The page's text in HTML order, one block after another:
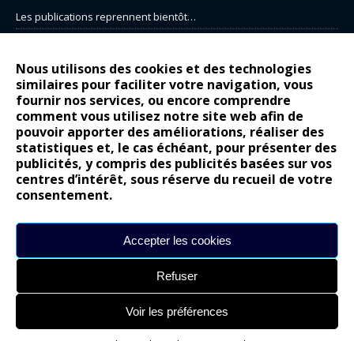
Nous utilisons des cookies et des technologies
similaires pour faciliter votre navigation, vous
fournir nos services, ou encore comprendre
comment vous utilisez notre site web afin de
pouvoir apporter des améliorations, réaliser des
statistiques et, le cas échéant, pour présenter des
publicités, y compris des publicités basées sur vos
centres d’intérêt, sous réserve du recueil de votre
consentement.
Accepter les cookies
Refuser
Voir les préférences
Les publications reprennent bientôt…
14 juillet : nouveau film de marque pour Citroën
Renault Espace : voyage, voyage…
Peugeot E-208 GTi : naissance d’une légende
COMMENTAIRES RÉCENTS
Bernard DardartdansDacia Sandero : pour les gens vrais
Alpine A290 : L’irrésistible attraction de la légèreté
leroydansLancia Ypsilon : naturellement envoûtante ?
Nouvelle Opel Corsa : Yes of Corsa !
Site réalisé parAlexandre Hamed